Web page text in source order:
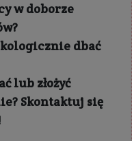
w doborze
dbać
lub złożyć
Skontaktuj się